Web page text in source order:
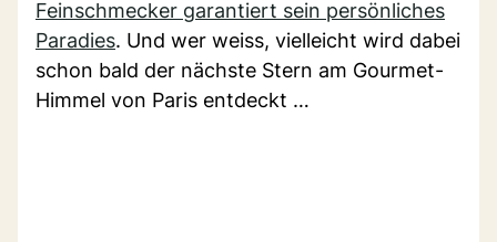
Feinschmecker garantiert sein persönliches
Paradies. Und wer weiss, vielleicht wird dabei
schon bald der nächste Stern am Gourmet-
Himmel von Paris entdeckt …